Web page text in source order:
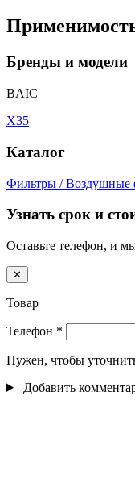
Бренды и модели
BAIC
X35
Каталог
Фильтры / Воздушные
Узнать срок и
Оставьте телефон, и
✕
Товар
Телефон *
Нужен, чтобы
Добавить